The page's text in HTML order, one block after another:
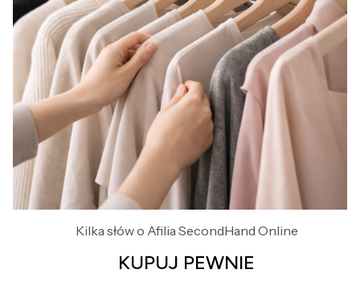
Kilka słów o Afilia SecondHand Online
KUPUJ PEWNIE